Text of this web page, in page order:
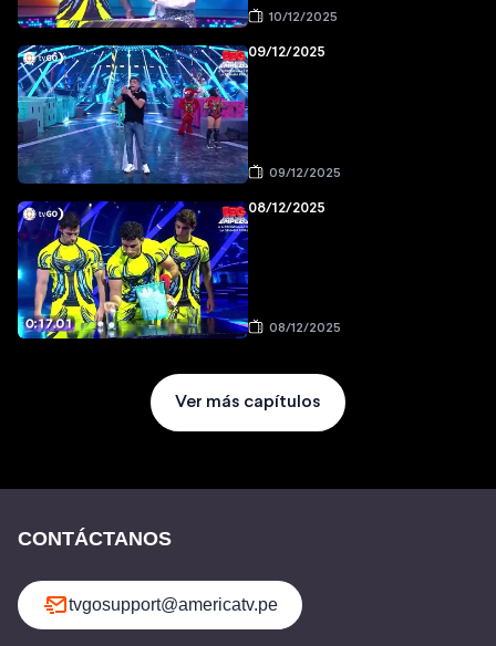
10/12/2025
09/12/2025
09/12/2025
08/12/2025
08/12/2025
Ver más capítulos
CONTÁCTANOS
tvgosupport@americatv.pe